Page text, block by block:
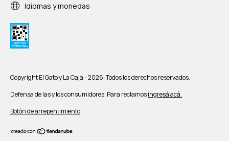
Idiomas y monedas
Copyright El Gato y La Caja - 2026. Todos los derechos reservados.
Defensa de las y los consumidores. Para reclamosingresá acá.
Botón de arrepentimiento